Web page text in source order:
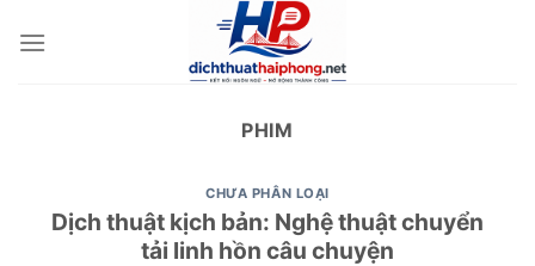
PHIM
CHƯA PHÂN LOẠI
Dịch thuật kịch bản: Nghệ thuật chuyển
tải linh hồn câu chuyện